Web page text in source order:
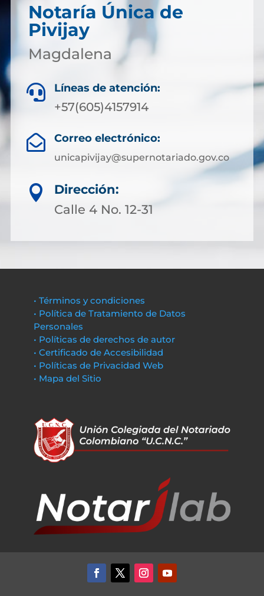
Notaría Única de
Pivijay
Magdalena
 Líneas de atención:
+57(605)4157914
 Correo electrónico:
unicapivijay@supernotariado.gov.co

Dirección:
Calle 4 No. 12-31
• Términos y condiciones
• Política de Tratamiento de Datos
Personales
• Políticas de derechos de autor
• Certificado de Accesibilidad
• Políticas de Privacidad Web
• Mapa del Sitio